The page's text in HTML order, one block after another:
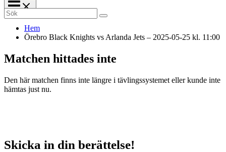
Search
for:
Hem
Örebro Black Knights vs Arlanda Jets – 2025-05-25 kl. 11:00
Matchen hittades inte
Den här matchen finns inte längre i tävlingssystemet eller kunde inte
hämtas just nu.
Skicka in din berättelse!